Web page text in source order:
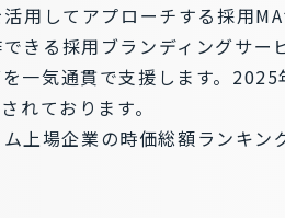
用してアプローチする採用
きる採用ブランディングサ
一気通貫で支援します。
れております。
上場企業の時価総額ランキン